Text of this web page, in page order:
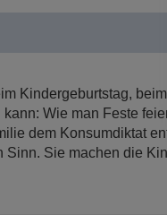
Kindergeburtstag,
Wie man Feste
dem Konsumdiktat
Sinn. Sie machen die